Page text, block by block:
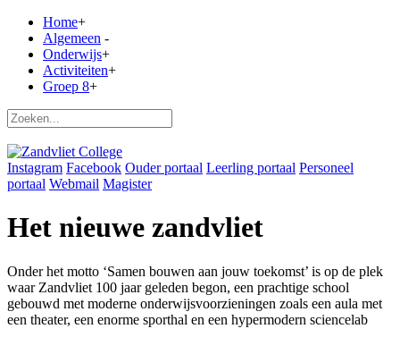
Home+
Algemeen -
Onderwijs+
Activiteiten+
Groep 8+
Instagram Facebook Ouder portaal Leerling portaal Personeel
portaal Webmail Magister
Het nieuwe zandvliet
Onder het motto ‘Samen bouwen aan jouw toekomst’ is op de plek
waar Zandvliet 100 jaar geleden begon, een prachtige school
gebouwd met moderne onderwijsvoorzieningen zoals een aula met
een theater, een enorme sporthal en een hypermodern sciencelab